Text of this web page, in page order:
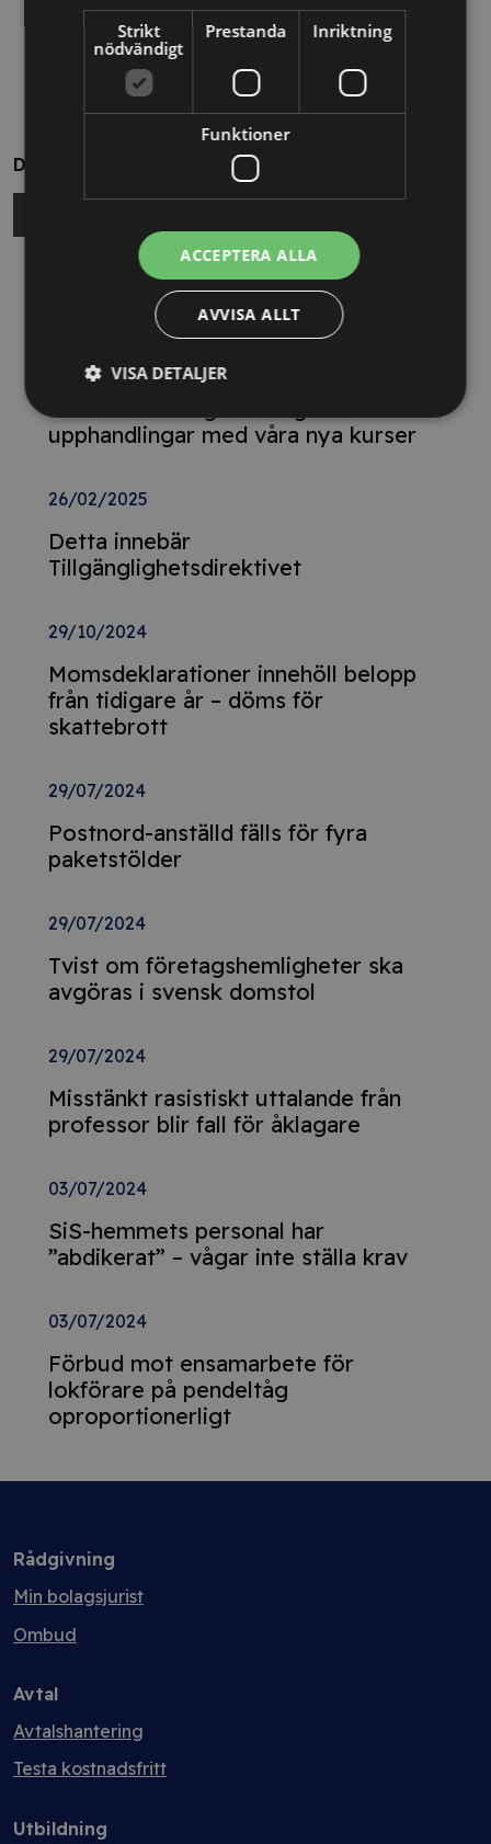
Dela
Relaterade nyheter
Nya Världsbanksregler öppnar för
upphandlingar med våra nya kurser
26/02/2025
Detta innebär
Tillgänglighetsdirektivet
29/10/2024
Momsdeklarationer innehöll belopp
från tidigare år – döms för
skattebrott
29/07/2024
Postnord-anställd fälls för fyra
paketstölder
29/07/2024
Tvist om företagshemligheter ska
avgöras i svensk domstol
29/07/2024
Misstänkt rasistiskt uttalande från
professor blir fall för åklagare
03/07/2024
SiS-hemmets personal har
”abdikerat” – vågar inte ställa krav
03/07/2024
Förbud mot ensamarbete för
lokförare på pendeltåg
oproportionerligt
Rådgivning
Min bolagsjurist
Ombud
Avtal
Avtalshantering
Testa kostnadsfritt
Utbildning
Strikt
nödvändigt
Prestanda Inriktning
Funktioner
ACCEPTERA ALLA
AVVISA ALLT
VISA DETALJER